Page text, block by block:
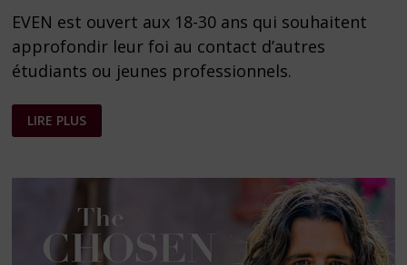
EVEN est ouvert aux 18-30 ans qui souhaitent
approfondir leur foi au contact d’autres
étudiants ou jeunes professionnels.
ÉVEN
2025-
2026
LIRE PLUS